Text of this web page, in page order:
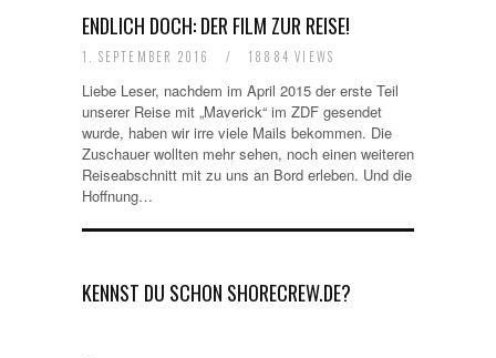
ENDLICH DOCH: DER FILM ZUR REISE!
1. SEPTEMBER 2016 / 18884 VIEWS
Liebe Leser, nachdem im April 2015 der erste Teil
unserer Reise mit „Maverick“ im ZDF gesendet
wurde, haben wir irre viele Mails bekommen. Die
Zuschauer wollten mehr sehen, noch einen weiteren
Reiseabschnitt mit zu uns an Bord erleben. Und die
Hoffnung…
KENNST DU SCHON SHORECREW.DE?